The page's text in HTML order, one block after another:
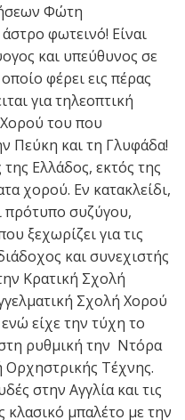
Φώτη
φωτεινό! Είναι
και υπεύθυνος σε
φέρει εις πέρας
για τηλεοπτική
Χορού του που
Πεύκη και τη Γλυφάδα!
Ελλάδος, εκτός της
χορού. Εν κατακλείδι,
πρότυπο συζύγου,
ξεχωρίζει για τις
και συνεχιστής
Κρατική Σχολή
Σχολή Χορού
είχε την τύχη το
ρυθμική την Ντόρα
Τέχνης.
στην Αγγλία και τις
κλασικό μπαλέτο με την